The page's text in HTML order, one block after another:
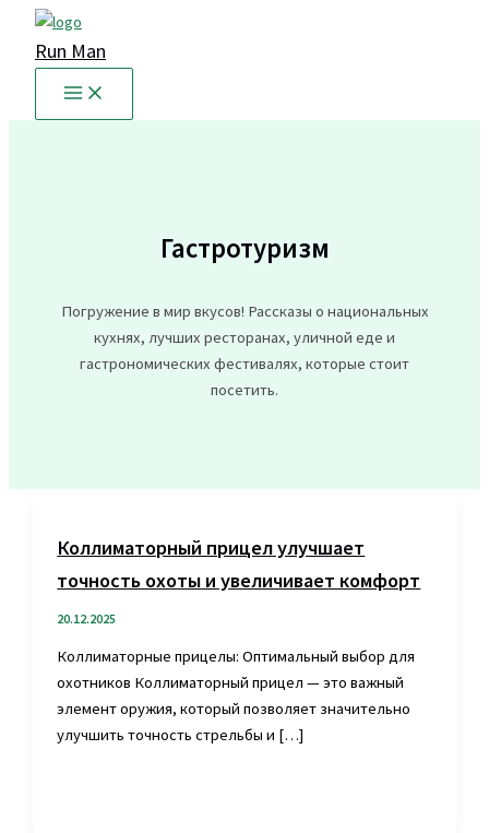
Перейти
содержимому
Run Man
Гастротуризм
Погружение в мир вкусов! Рассказы о национальных
кухнях, лучших ресторанах, уличной еде и
гастрономических фестивалях, которые стоит
посетить.
Коллиматорный прицел улучшает
точность охоты и увеличивает комфорт
20.12.2025
Коллиматорные прицелы: Оптимальный выбор для
охотников Коллиматорный прицел — это важный
элемент оружия, который позволяет значительно
улучшить точность стрельбы и […]